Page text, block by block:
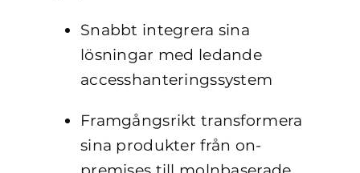
Snabbt integrera sina
lösningar med ledande
accesshanteringssystem
Framgångsrikt transformera
sina produkter från on-